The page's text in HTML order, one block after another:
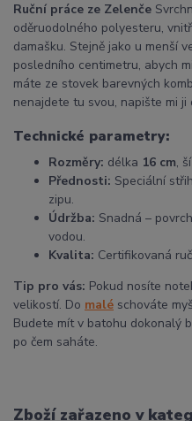
Ruční práce ze Zelenče
oděruodolného polyesteru,
damašku. Stejně jako u menší
posledního centimetru, abych
máte ze stovek barevných
nenajdete tu svou, napište mi ji
Technické parametry:
Rozměry: délka 16 cm,
Přednosti: Speciální
zipu.
Údržba: Snadná –
vodou.
Kvalita: Certifikovaná
Tip pro vás: Pokud nosíte
velikostí. Do malé schováte
Budete mít v batohu dokonalý
po čem saháte.
Zboží zařazeno v